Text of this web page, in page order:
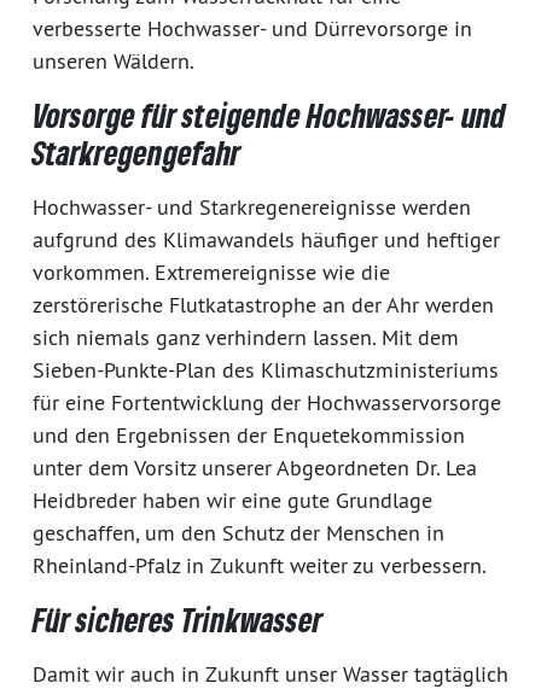
verbesserte Hochwasser- und Dürrevorsorge in
unseren Wäldern.
Vorsorge für steigende Hochwasser- und
Starkregengefahr
Hochwasser- und Starkregenereignisse werden
aufgrund des Klimawandels häufiger und heftiger
vorkommen. Extremereignisse wie die
zerstörerische Flutkatastrophe an der Ahr werden
sich niemals ganz verhindern lassen. Mit dem
Sieben-Punkte-Plan des Klimaschutzministeriums
für eine Fortentwicklung der Hochwasservorsorge
und den Ergebnissen der Enquetekommission
unter dem Vorsitz unserer Abgeordneten Dr. Lea
Heidbreder haben wir eine gute Grundlage
geschaffen, um den Schutz der Menschen in
Rheinland-Pfalz in Zukunft weiter zu verbessern.
Für sicheres Trinkwasser
Damit wir auch in Zukunft unser Wasser tagtäglich